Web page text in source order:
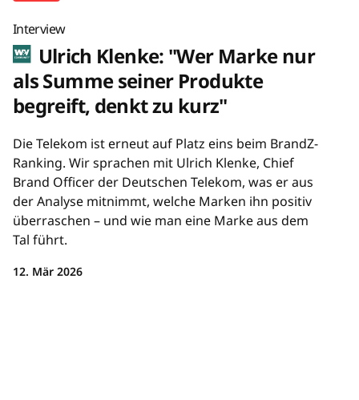
Interview
Ulrich Klenke: "Wer Marke nur
als Summe seiner Produkte
begreift, denkt zu kurz"
Die Telekom ist erneut auf Platz eins beim BrandZ-
Ranking. Wir sprachen mit Ulrich Klenke, Chief
Brand Officer der Deutschen Telekom, was er aus
der Analyse mitnimmt, welche Marken ihn positiv
überraschen – und wie man eine Marke aus dem
Tal führt.
12. Mär 2026